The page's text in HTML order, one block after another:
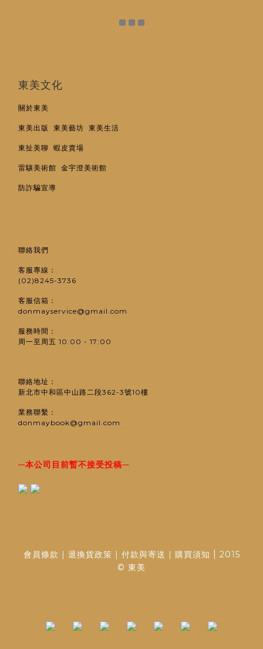
東美文化
關於東美
東美出版 東美藝坊 東美生活
東扯美聊 蝦皮賣場
雷驤美術館 金宇澄美術館
防詐騙宣導
聯絡我們
客服專線：
(02)8245-3736
客服信箱：
donmayservice@gmail.com
服務時間：
周一至周五 10:00 - 17:00
聯絡地址：
新北市中和區中山路二段362-3號10樓
業務聯繫：
donmaybook@gmail.com
─本公司目前暫不接受投稿─
會員條款 | 退換貨政策 | 付款與寄送 | 購買須知
2015
© 東美